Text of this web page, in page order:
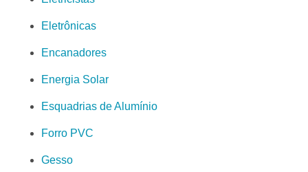
Eletrônicas
Encanadores
Energia Solar
Esquadrias de Alumínio
Forro PVC
Gesso